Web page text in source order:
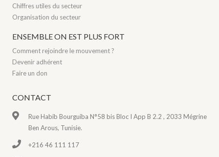
Chiffres utiles du secteur
Organisation du secteur
ENSEMBLE ON EST PLUS FORT
Comment rejoindre le mouvement ?
Devenir adhérent
Faire un don
CONTACT
Rue Habib Bourguiba N°58 bis Bloc I App B 2.2 , 2033 Mégrine
Ben Arous, Tunisie.
+216 46 111 117